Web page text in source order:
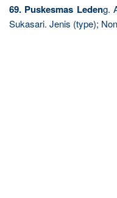
69. Puskesmas Ledeng.
Sukasari. Jenis (type);